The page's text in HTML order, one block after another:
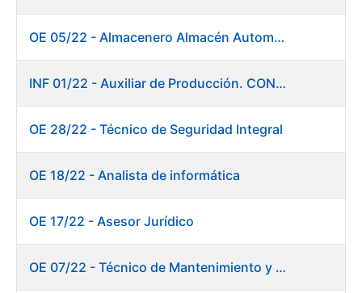
Show/Hide
OE 05/22 - Almacenero Almacén Automático
INF 01/22 - Auxiliar de Producción. CONSOLIDACIÓN EMPLEO TEMPORAL
OE 28/22 - Técnico de Seguridad Integral
OE 18/22 - Analista de informática
OE 17/22 - Asesor Jurídico
OE 07/22 - Técnico de Mantenimiento y Aplicaciones Industriales